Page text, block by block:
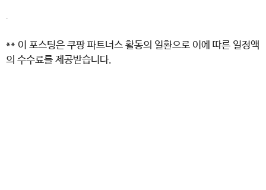
.
** 이 포스팅은 쿠팡 파트너스 활동의 일환으로 이에 따른 일정액
의 수수료를 제공받습니다.